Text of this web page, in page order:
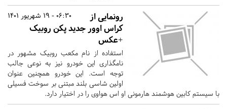
06:30 - 19 شهریور 1401
رونمایی از
کراس اوور جدید پکن روبیک
+عکس
استفاده از نام مکعب روبیک مشهور در
نامگذاری این خودرو نیز به نوعی جالب
توجه است. این خودرو همچنین عنوان
اولین شاسی بلند مبتنی بر سوخت فسیلی
با سیستم کابین هوشمند هارمونی او اس هواوی را در اختیار دارد.